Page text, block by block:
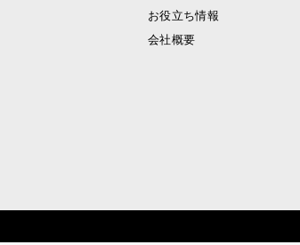
お役立ち情報
会社概要